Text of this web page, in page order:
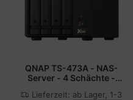
QNAP TS-473A - NAS-
Server - 4 Schächte -
Lieferzeit: ab Lager, 1-3